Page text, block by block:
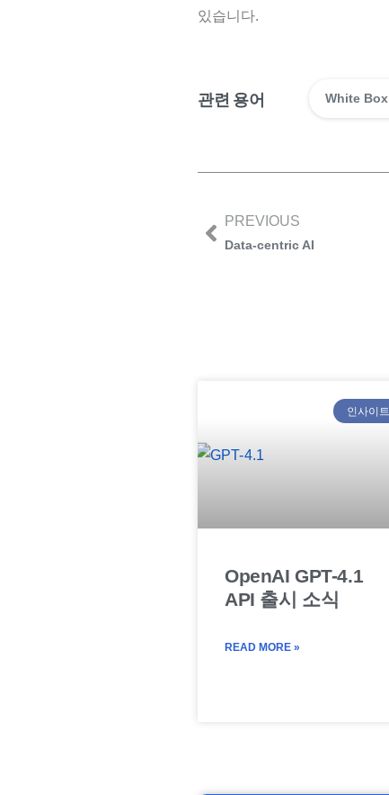
있습니다.
관련 용어 White
PREVIOUS
Data-centric AI
인사이트
OpenAI GPT-4.1
API 출시 소식
READ MORE »